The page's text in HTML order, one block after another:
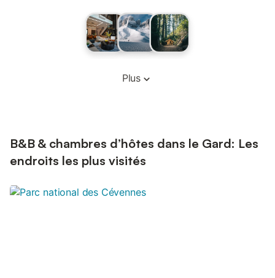
Plus
B&B & chambres d’hôtes dans le Gard: Les
endroits les plus visités